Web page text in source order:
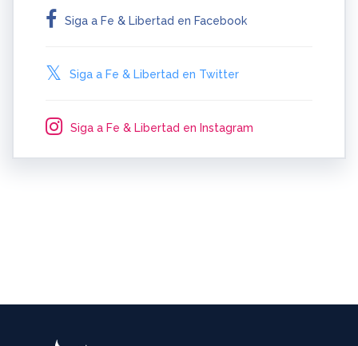
Siga a Fe & Libertad en Facebook
Siga a Fe & Libertad en Twitter
Siga a Fe & Libertad en Instagram